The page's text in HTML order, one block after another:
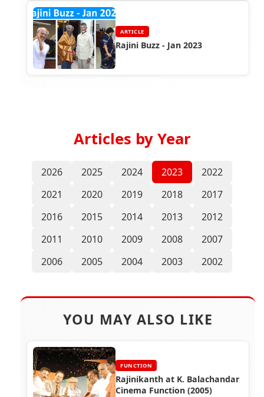
ARTICLE
Rajini Buzz - Jan 2023
Articles by Year
2026 2025 2024 2023
2022
2021
2020 2019 2018
2017
2016
2015 2014 2013
2012
2011
2010 2009 2008
2007
2006
2005 2004 2003 2002
YOU MAY ALSO LIKE
FUNCTION
Rajinikanth at K. Balachandar
Cinema Function (2005)